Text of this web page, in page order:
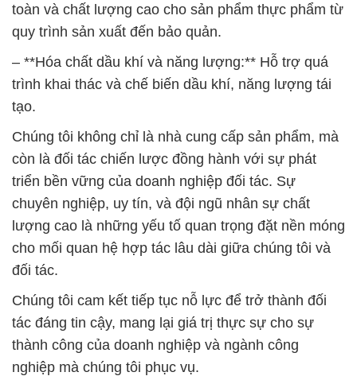
toàn và chất lượng cao cho sản phẩm thực phẩm từ
quy trình sản xuất đến bảo quản.
– **Hóa chất dầu khí và năng lượng:** Hỗ trợ quá
trình khai thác và chế biến dầu khí, năng lượng tái
tạo.
Chúng tôi không chỉ là nhà cung cấp sản phẩm, mà
còn là đối tác chiến lược đồng hành với sự phát
triển bền vững của doanh nghiệp đối tác. Sự
chuyên nghiệp, uy tín, và đội ngũ nhân sự chất
lượng cao là những yếu tố quan trọng đặt nền móng
cho mối quan hệ hợp tác lâu dài giữa chúng tôi và
đối tác.
Chúng tôi cam kết tiếp tục nỗ lực để trở thành đối
tác đáng tin cậy, mang lại giá trị thực sự cho sự
thành công của doanh nghiệp và ngành công
nghiệp mà chúng tôi phục vụ.